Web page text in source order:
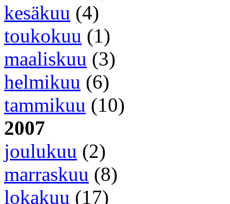
kesäkuu (4)
toukokuu (1)
maaliskuu (3)
helmikuu (6)
tammikuu (10)
2007
joulukuu (2)
marraskuu (8)
lokakuu (17)